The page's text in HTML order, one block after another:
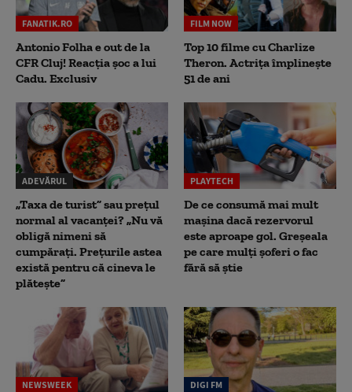
FANATIK.RO
Antonio Folha e out de la
CFR Cluj! Reacția șoc a lui
Cadu. Exclusiv
FILM NOW
Top 10 filme cu Charlize
Theron. Actrița împlinește
51 de ani
ADEVĂRUL
„Taxa de turist” sau prețul
normal al vacanței? „Nu vă
obligă nimeni să
cumpărați. Prețurile astea
există pentru că cineva le
plătește”
PLAYTECH
De ce consumă mai mult
mașina dacă rezervorul
este aproape gol. Greșeala
pe care mulți șoferi o fac
fără să știe
NEWSWEEK DIGI FM